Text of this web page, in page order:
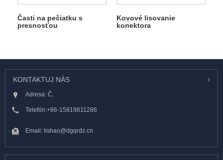
Časti na pečiatku s
presnosťou
Kovové lisovanie
konektora
KONTAKTUJ NÁS
Adresa: Č.
Telefón:+86-15819811286
Email: lishao@dgqrdz.cn